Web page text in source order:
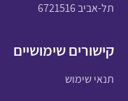
תל-אביב 6721516
קישורים שימושיים
תנאי שימוש